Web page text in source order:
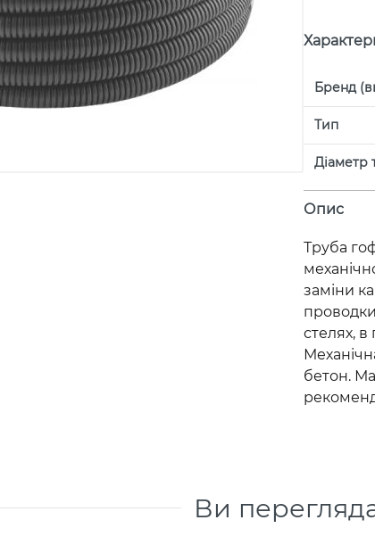
Бренд
Тип
Діаметр
Опис
Труба
заміни
стелях, в
бетон.
Ви